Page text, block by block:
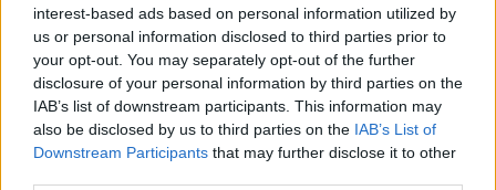
interest-based ads based on personal information utilized by
us or personal information disclosed to third parties prior to
your opt-out. You may separately opt-out of the further
disclosure of your personal information by third parties on the
IAB’s list of downstream participants. This information may
also be disclosed by us to third parties on the IAB’s List of
Downstream Participants that may further disclose it to other